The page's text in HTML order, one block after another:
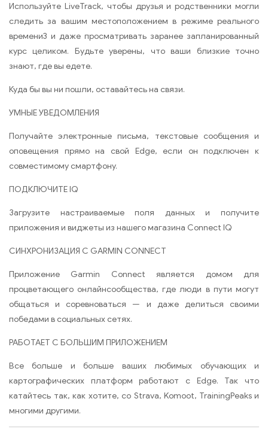
Используйте LiveTrack, чтобы друзья и родственники могли
следить за вашим местоположением в режиме реального
времени3 и даже просматривать заранее запланированный
курс целиком. Будьте уверены, что ваши близкие точно
знают, где вы едете.
Куда бы вы ни пошли, оставайтесь на связи.
УМНЫЕ УВЕДОМЛЕНИЯ
Получайте электронные письма, текстовые сообщения и
оповещения прямо на свой Edge, если он подключен к
совместимому смартфону.
ПОДКЛЮЧИТЕ IQ
Загрузите настраиваемые поля данных и получите
приложения и виджеты из нашего магазина Connect IQ
СИНХРОНИЗАЦИЯ С GARMIN CONNECT
Приложение Garmin Connect является домом для
процветающего онлайнсообщества, где люди в пути могут
общаться и соревноваться — и даже делиться своими
победами в социальных сетях.
РАБОТАЕТ С БОЛЬШИМ ПРИЛОЖЕНИЕМ
Все больше и больше ваших любимых обучающих и
картографических платформ работают с Edge. Так что
катайтесь так, как хотите, со Strava, Komoot, TrainingPeaks и
многими другими.